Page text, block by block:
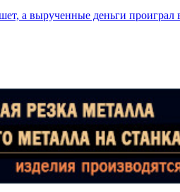
а вырученные деньги